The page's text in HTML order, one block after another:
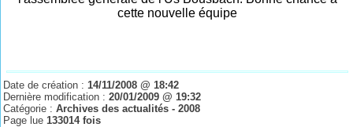
cette nouvelle équipe
Date de création :14/11/2008 @ 18:42
Dernière modification :20/01/2009 @ 19:32
Catégorie :Archives des actualités - 2008
Page lue133014 fois